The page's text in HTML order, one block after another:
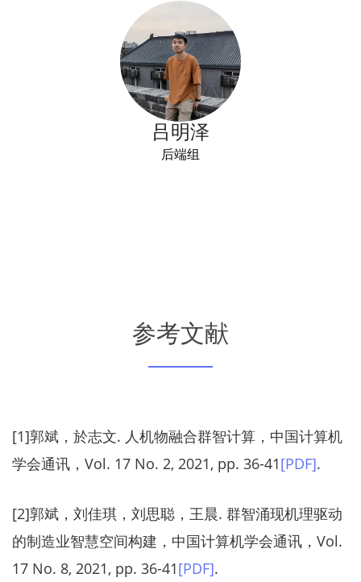
吕明泽
后端组
参考文献
[1]郭斌，於志文. 人机物融合群智计算，中国计算机
学会通讯，Vol. 17 No. 2, 2021, pp. 36-41[PDF].
[2]郭斌，刘佳琪，刘思聪，王晨. 群智涌现机理驱动
的制造业智慧空间构建，中国计算机学会通讯，Vol.
17 No. 8, 2021, pp. 36-41[PDF].